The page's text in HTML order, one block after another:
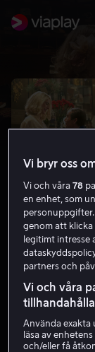
Blue
UHD
Vi bryr oss
Vi och våra78
en enhet, som
personuppgifter.
genom att
legitimt intresse
partners och
Vi och våra
Använda
läsa av
och/eller få